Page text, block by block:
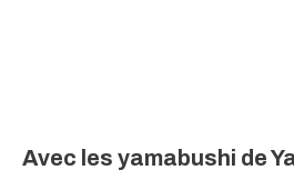
Avec les yamabushi de